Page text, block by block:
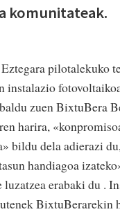
komunitateak.
pilotalekuko
instalazio
zuen BixtuBera
harira,
bildu dela adierazi
handiagoa
luzatzea erabaki du .
BixtuBerarekin